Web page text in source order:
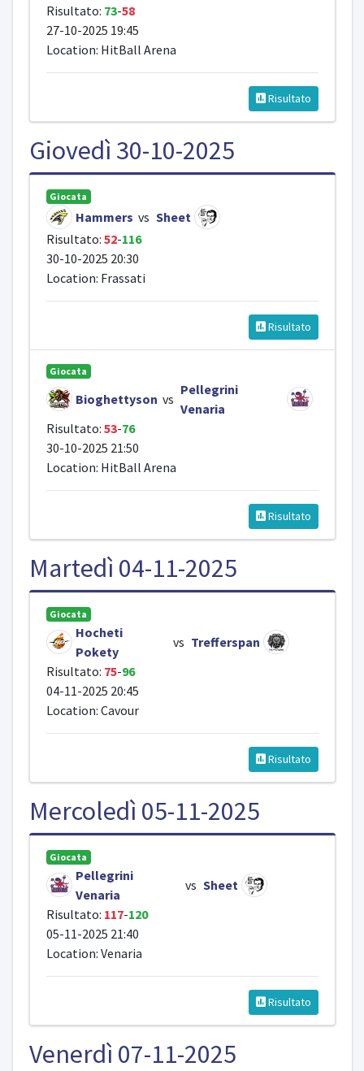
Risultato: 73-58
27-10-2025 19:45
Location: HitBall Arena
Risultato
Giovedì 30-10-2025
Giocata
Hammers vs Sheet
Risultato: 52-116
30-10-2025 20:30
Location: Frassati
Risultato
Giocata
Bioghettyson vs
Pellegrini
Venaria
Risultato: 53-76
30-10-2025 21:50
Location: HitBall Arena
Risultato
Martedì 04-11-2025
Giocata
Hocheti
Pokety
vs Trefferspan
Risultato: 75-96
04-11-2025 20:45
Location: Cavour
Risultato
Mercoledì 05-11-2025
Giocata
Pellegrini
Venaria
vs Sheet
Risultato: 117-120
05-11-2025 21:40
Location: Venaria
Risultato
Venerdì 07-11-2025